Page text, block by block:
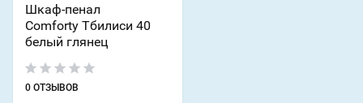
Шкаф-пенал
Comforty Тбилиси 40
белый глянец
0 ОТЗЫВОВ